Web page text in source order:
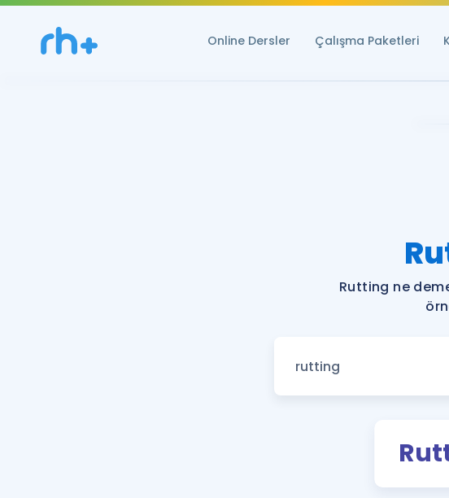
Online Dersler Çalışma Paketleri
Rutting ne